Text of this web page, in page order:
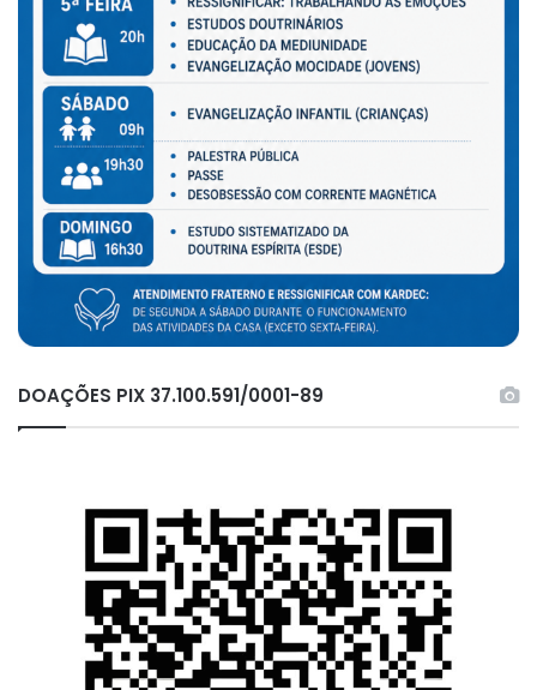
DOAÇÕES PIX 37.100.591/0001-89